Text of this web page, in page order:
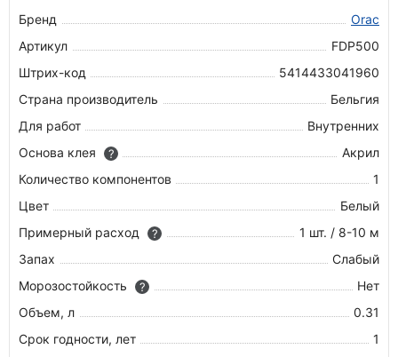
Бренд
Orac
Артикул
FDP500
Штрих-код
5414433041960
Страна производитель
Бельгия
Для работ
Внутренних
Основа клея
?
Акрил
Количество компонентов
1
Цвет
Белый
Примерный расход
?
1 шт. / 8-10 м
Запах
Слабый
Морозостойкость
?
Нет
Объем, л
0.31
Срок годности, лет
1